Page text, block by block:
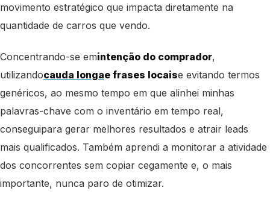
movimento estratégico que impacta diretamente na
quantidade de carros que vendo.
Concentrando-se emintenção do comprador,
utilizandocauda longae frases locaise evitando termos
genéricos, ao mesmo tempo em que alinhei minhas
palavras-chave com o inventário em tempo real,
conseguipara gerar melhores resultados e atrair leads
mais qualificados. Também aprendi a monitorar a atividade
dos concorrentes sem copiar cegamente e, o mais
importante, nunca paro de otimizar.